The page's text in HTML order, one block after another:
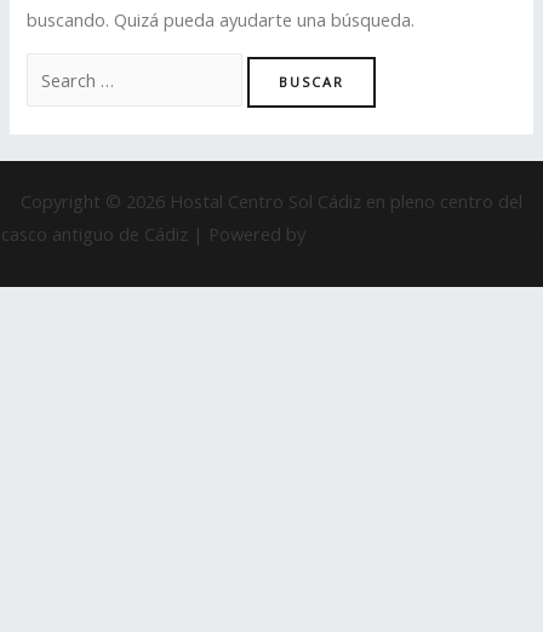
buscando. Quizá pueda ayudarte una búsqueda.
Copyright © 2026 Hostal Centro Sol Cádiz en pleno centro del
casco antiguo de Cádiz | Powered by